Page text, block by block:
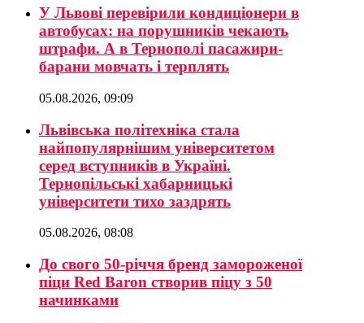
У Львові перевірили кондиціонери в
автобусах: на порушників чекають
штрафи. А в Тернополі пасажири-
барани мовчать і терплять
05.08.2026, 09:09
Львівська політехніка стала
найпопулярнішим університетом
серед вступників в Україні.
Тернопільські хабарницькі
університети тихо заздрять
05.08.2026, 08:08
До свого 50-річчя бренд замороженої
піци Red Baron створив піцу з 50
начинками